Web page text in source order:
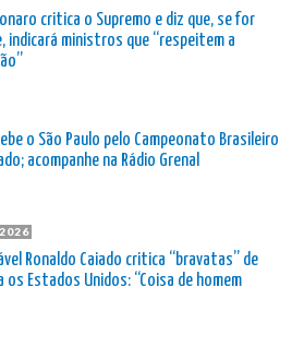
critica o Supremo e diz que, se for
indicará ministros que “respeitem a
o São Paulo pelo Campeonato Brasileiro
acompanhe na Rádio Grenal
Ronaldo Caiado critica “bravatas” de
os Estados Unidos: “Coisa de homem